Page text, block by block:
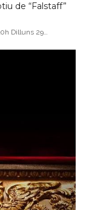
de “Falstaff”
Dilluns 29…